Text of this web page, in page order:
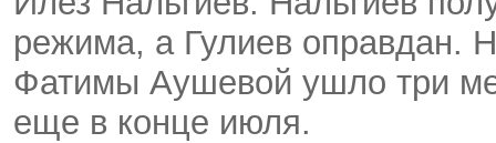
режима, а Гулиев оправдан.
Фатимы Аушевой ушло три
еще в конце июля.